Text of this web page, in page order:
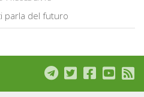
parla del futuro